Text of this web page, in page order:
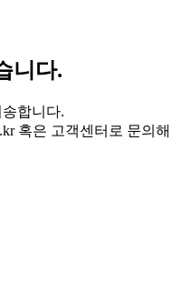
니다.
합니다.
혹은 고객센터로 문의해